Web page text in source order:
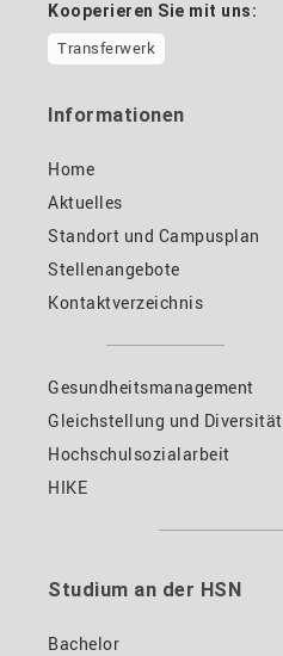
Kooperieren Sie mit uns:
Transferwerk
Informationen
Home
Aktuelles
Standort und Campusplan
Stellenangebote
Kontaktverzeichnis
Gesundheitsmanagement
Gleichstellung und Diversität
Hochschulsozialarbeit
HIKE
Studium an der HSN
Bachelor